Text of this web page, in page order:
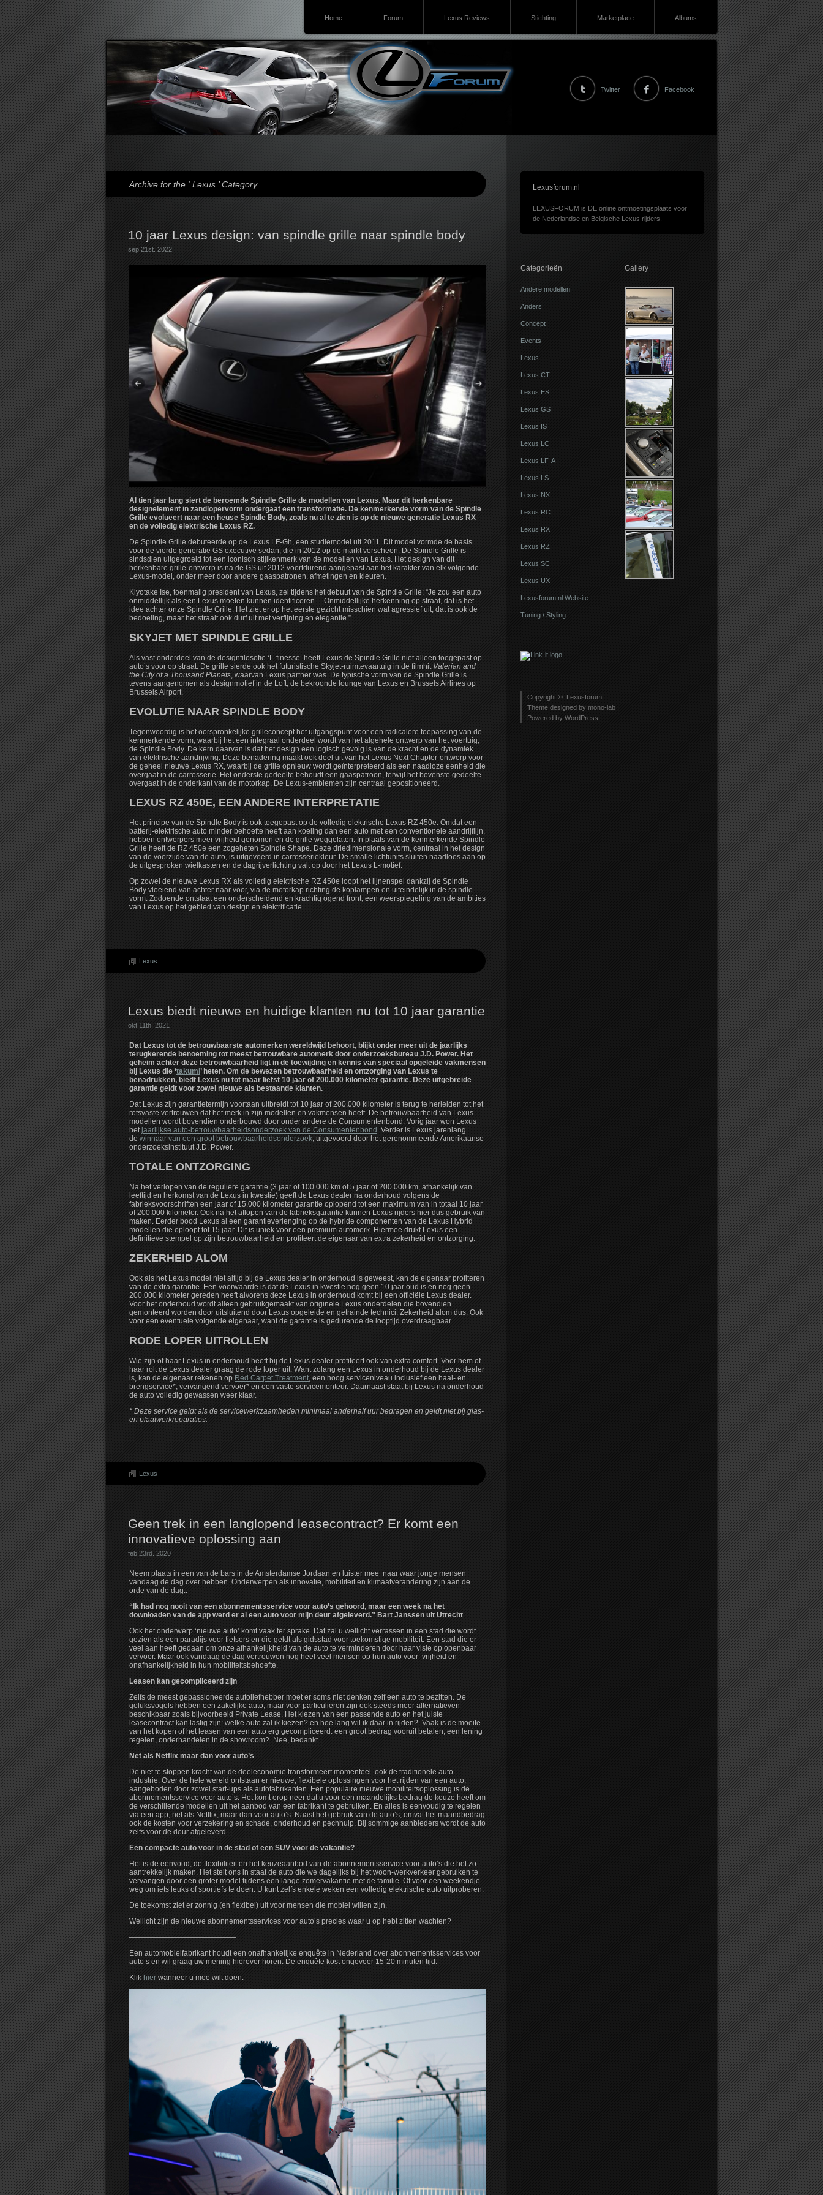
Home Forum Lexus Reviews Stichting Marketplace Albums
Twitter Facebook
Archive for the ‘ Lexus ’ Category
10 jaar Lexus design: van spindle grille naar spindle body
sep 21st. 2022
Al tien jaar lang siert de beroemde Spindle Grille de modellen van Lexus. Maar dit herkenbare
designelement in zandlopervorm ondergaat een transformatie. De kenmerkende vorm van de Spindle
Grille evolueert naar een heuse Spindle Body, zoals nu al te zien is op de nieuwe generatie Lexus RX
en de volledig elektrische Lexus RZ.
De Spindle Grille debuteerde op de Lexus LF-Gh, een studiemodel uit 2011. Dit model vormde de basis
voor de vierde generatie GS executive sedan, die in 2012 op de markt verscheen. De Spindle Grille is
sindsdien uitgegroeid tot een iconisch stijlkenmerk van de modellen van Lexus. Het design van dit
herkenbare grille-ontwerp is na de GS uit 2012 voortdurend aangepast aan het karakter van elk volgende
Lexus-model, onder meer door andere gaaspatronen, afmetingen en kleuren.
Kiyotake Ise, toenmalig president van Lexus, zei tijdens het debuut van de Spindle Grille: “Je zou een auto
onmiddellijk als een Lexus moeten kunnen identificeren… Onmiddellijke herkenning op straat, dat is het
idee achter onze Spindle Grille. Het ziet er op het eerste gezicht misschien wat agressief uit, dat is ook de
bedoeling, maar het straalt ook durf uit met verfijning en elegantie.”
SKYJET MET SPINDLE GRILLE
Als vast onderdeel van de designfilosofie ‘L-finesse’ heeft Lexus de Spindle Grille niet alleen toegepast op
auto’s voor op straat. De grille sierde ook het futuristische Skyjet-ruimtevaartuig in de filmhit Valerian and
the City of a Thousand Planets , waarvan Lexus partner was. De typische vorm van de Spindle Grille is
tevens aangenomen als designmotief in de Loft, de bekroonde lounge van Lexus en Brussels Airlines op
Brussels Airport.
EVOLUTIE NAAR SPINDLE BODY
Tegenwoordig is het oorspronkelijke grilleconcept het uitgangspunt voor een radicalere toepassing van de
kenmerkende vorm, waarbij het een integraal onderdeel wordt van het algehele ontwerp van het voertuig,
de Spindle Body. De kern daarvan is dat het design een logisch gevolg is van de kracht en de dynamiek
van elektrische aandrijving. Deze benadering maakt ook deel uit van het Lexus Next Chapter-ontwerp voor
de geheel nieuwe Lexus RX, waarbij de grille opnieuw wordt geïnterpreteerd als een naadloze eenheid die
overgaat in de carrosserie. Het onderste gedeelte behoudt een gaaspatroon, terwijl het bovenste gedeelte
overgaat in de onderkant van de motorkap. De Lexus-emblemen zijn centraal gepositioneerd.
LEXUS RZ 450E, EEN ANDERE INTERPRETATIE
Het principe van de Spindle Body is ook toegepast op de volledig elektrische Lexus RZ 450e. Omdat een
batterij-elektrische auto minder behoefte heeft aan koeling dan een auto met een conventionele aandrijflijn,
hebben ontwerpers meer vrijheid genomen en de grille weggelaten. In plaats van de kenmerkende Spindle
Grille heeft de RZ 450e een zogeheten Spindle Shape. Deze driedimensionale vorm, centraal in het design
van de voorzijde van de auto, is uitgevoerd in carrosseriekleur. De smalle lichtunits sluiten naadloos aan op
de uitgesproken wielkasten en de dagrijverlichting valt op door het Lexus L-motief.
Op zowel de nieuwe Lexus RX als volledig elektrische RZ 450e loopt het lijnenspel dankzij de Spindle
Body vloeiend van achter naar voor, via de motorkap richting de koplampen en uiteindelijk in de spindle-
vorm. Zodoende ontstaat een onderscheidend en krachtig ogend front, een weerspiegeling van de ambities
van Lexus op het gebied van design en elektrificatie.
Lexus
Lexus biedt nieuwe en huidige klanten nu tot 10 jaar garantie
okt 11th. 2021
Dat Lexus tot de betrouwbaarste automerken wereldwijd behoort, blijkt onder meer uit de jaarlijks
terugkerende benoeming tot meest betrouwbare automerk door onderzoeksbureau J.D. Power. Het
geheim achter deze betrouwbaarheid ligt in de toewijding en kennis van speciaal opgeleide vakmensen
bij Lexus die ‘takumi’ heten. Om de bewezen betrouwbaarheid en ontzorging van Lexus te
benadrukken, biedt Lexus nu tot maar liefst 10 jaar of 200.000 kilometer garantie. Deze uitgebreide
garantie geldt voor zowel nieuwe als bestaande klanten.
Dat Lexus zijn garantietermijn voortaan uitbreidt tot 10 jaar of 200.000 kilometer is terug te herleiden tot het
rotsvaste vertrouwen dat het merk in zijn modellen en vakmensen heeft. De betrouwbaarheid van Lexus
modellen wordt bovendien onderbouwd door onder andere de Consumentenbond. Vorig jaar won Lexus
hetjaarlijkse auto-betrouwbaarheidsonderzoek van de Consumentenbond . Verder is Lexus jarenlang
de winnaar van een groot betrouwbaarheidsonderzoek, uitgevoerd door het gerenommeerde Amerikaanse
onderzoeksinstituut J.D. Power.
TOTALE ONTZORGING
Na het verlopen van de reguliere garantie (3 jaar of 100.000 km of 5 jaar of 200.000 km, afhankelijk van
leeftijd en herkomst van de Lexus in kwestie) geeft de Lexus dealer na onderhoud volgens de
fabrieksvoorschriften een jaar of 15.000 kilometer garantie oplopend tot een maximum van in totaal 10 jaar
of 200.000 kilometer. Ook na het aflopen van de fabrieksgarantie kunnen Lexus rijders hier dus gebruik van
maken. Eerder bood Lexus al een garantieverlenging op de hybride componenten van de Lexus Hybrid
modellen die oploopt tot 15 jaar. Dit is uniek voor een premium automerk. Hiermee drukt Lexus een
definitieve stempel op zijn betrouwbaarheid en profiteert de eigenaar van extra zekerheid en ontzorging.
ZEKERHEID ALOM
Ook als het Lexus model niet altijd bij de Lexus dealer in onderhoud is geweest, kan de eigenaar profiteren
van de extra garantie. Een voorwaarde is dat de Lexus in kwestie nog geen 10 jaar oud is en nog geen
200.000 kilometer gereden heeft alvorens deze Lexus in onderhoud komt bij een officiële Lexus dealer.
Voor het onderhoud wordt alleen gebruikgemaakt van originele Lexus onderdelen die bovendien
gemonteerd worden door uitsluitend door Lexus opgeleide en getrainde technici. Zekerheid alom dus. Ook
voor een eventuele volgende eigenaar, want de garantie is gedurende de looptijd overdraagbaar.
RODE LOPER UITROLLEN
Wie zijn of haar Lexus in onderhoud heeft bij de Lexus dealer profiteert ook van extra comfort. Voor hem of
haar rolt de Lexus dealer graag de rode loper uit. Want zolang een Lexus in onderhoud bij de Lexus dealer
is, kan de eigenaar rekenen op Red Carpet Treatment, een hoog serviceniveau inclusief een haal- en
brengservice*, vervangend vervoer* en een vaste servicemonteur. Daarnaast staat bij Lexus na onderhoud
de auto volledig gewassen weer klaar.
* Deze service geldt als de servicewerkzaamheden minimaal anderhalf uur bedragen en geldt niet bij glas-
en plaatwerkreparaties.
Lexus
Geen trek in een langlopend leasecontract? Er komt een
innovatieve oplossing aan
feb 23rd. 2020
Neem plaats in een van de bars in de Amsterdamse Jordaan en luister mee naar waar jonge mensen
vandaag de dag over hebben. Onderwerpen als innovatie, mobiliteit en klimaatverandering zijn aan de
orde van de dag..
“Ik had nog nooit van een abonnementsservice voor auto’s gehoord, maar een week na het
downloaden van de app werd er al een auto voor mijn deur afgeleverd.” Bart Janssen uit Utrecht
Ook het onderwerp ‘nieuwe auto’ komt vaak ter sprake. Dat zal u wellicht verrassen in een stad die wordt
gezien als een paradijs voor fietsers en die geldt als gidsstad voor toekomstige mobiliteit. Een stad die er
veel aan heeft gedaan om onze afhankelijkheid van de auto te verminderen door haar visie op openbaar
vervoer. Maar ook vandaag de dag vertrouwen nog heel veel mensen op hun auto voor vrijheid en
onafhankelijkheid in hun mobiliteitsbehoefte.
Leasen kan gecompliceerd zijn
Zelfs de meest gepassioneerde autoliefhebber moet er soms niet denken zelf een auto te bezitten. De
geluksvogels hebben een zakelijke auto, maar voor particulieren zijn ook steeds meer alternatieven
beschikbaar zoals bijvoorbeeld Private Lease. Het kiezen van een passende auto en het juiste
leasecontract kan lastig zijn: welke auto zal ik kiezen? en hoe lang wil ik daar in rijden? Vaak is de moeite
van het kopen of het leasen van een auto erg gecompliceerd: een groot bedrag vooruit betalen, een lening
regelen, onderhandelen in de showroom? Nee, bedankt.
Net als Netflix maar dan voor auto’s
De niet te stoppen kracht van de deeleconomie transformeert momenteel ook de traditionele auto-
industrie. Over de hele wereld ontstaan er nieuwe, flexibele oplossingen voor het rijden van een auto,
aangeboden door zowel start-ups als autofabrikanten. Een populaire nieuwe mobiliteitsoplossing is de
abonnementsservice voor auto’s. Het komt erop neer dat u voor een maandelijks bedrag de keuze heeft om
de verschillende modellen uit het aanbod van een fabrikant te gebruiken. En alles is eenvoudig te regelen
via een app, net als Netflix, maar dan voor auto’s. Naast het gebruik van de auto’s, omvat het maandbedrag
ook de kosten voor verzekering en schade, onderhoud en pechhulp. Bij sommige aanbieders wordt de auto
zelfs voor de deur afgeleverd.
Een compacte auto voor in de stad of een SUV voor de vakantie?
Het is de eenvoud, de flexibiliteit en het keuzeaanbod van de abonnementsservice voor auto’s die het zo
aantrekkelijk maken. Het stelt ons in staat de auto die we dagelijks bij het woon-werkverkeer gebruiken te
vervangen door een groter model tijdens een lange zomervakantie met de familie. Of voor een weekendje
weg om iets leuks of sportiefs te doen. U kunt zelfs enkele weken een volledig elektrische auto uitproberen.
De toekomst ziet er zonnig (en flexibel) uit voor mensen die mobiel willen zijn.
Wellicht zijn de nieuwe abonnementsservices voor auto’s precies waar u op hebt zitten wachten?
——————————————–
Een automobielfabrikant houdt een onafhankelijke enquête in Nederland over abonnementsservices voor
auto’s en wil graag uw mening hierover horen. De enquête kost ongeveer 15-20 minuten tijd.
Klik hier wanneer u mee wilt doen.
Lexusforum.nl
LEXUSFORUM is DE online ontmoetingsplaats voor
de Nederlandse en Belgische Lexus rijders.
Categorieën
Andere modellen
Anders
Concept
Events
Lexus
Lexus CT
Lexus ES
Lexus GS
Lexus IS
Lexus LC
Lexus LF-A
Lexus LS
Lexus NX
Lexus RC
Lexus RX
Lexus RZ
Lexus SC
Lexus UX
Lexusforum.nl Website
Tuning / Styling
Gallery
Copyright © Lexusforum
Theme designed by mono-lab
Powered by WordPress